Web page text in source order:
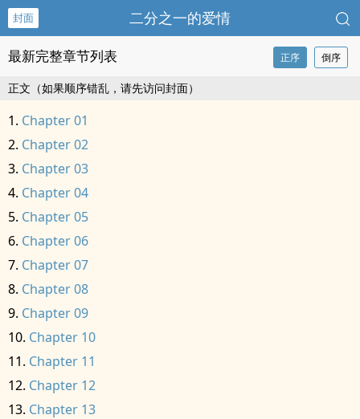
封面 二分之一的爱情
最新完整章节列表 正序 倒序
正文（如果顺序错乱，请先访问封面）
Chapter 01
Chapter 02
Chapter 03
Chapter 04
Chapter 05
Chapter 06
Chapter 07
Chapter 08
Chapter 09
Chapter 10
Chapter 11
Chapter 12
Chapter 13